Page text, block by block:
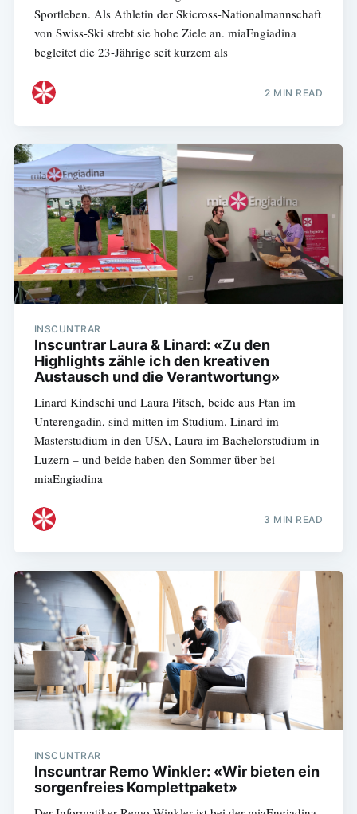
Sportleben. Als Athletin der Skicross-Nationalmannschaft
von Swiss-Ski strebt sie hohe Ziele an. miaEngiadina
begleitet die 23-Jährige seit kurzem als
2 MIN READ
INSCUNTRAR
Inscuntrar Laura & Linard: «Zu den
Highlights zähle ich den kreativen
Austausch und die Verantwortung»
Linard Kindschi und Laura Pitsch, beide aus Ftan im
Unterengadin, sind mitten im Studium. Linard im
Masterstudium in den USA, Laura im Bachelorstudium in
Luzern – und beide haben den Sommer über bei
miaEngiadina
3 MIN READ
INSCUNTRAR
Inscuntrar Remo Winkler: «Wir bieten ein
sorgenfreies Komplettpaket»